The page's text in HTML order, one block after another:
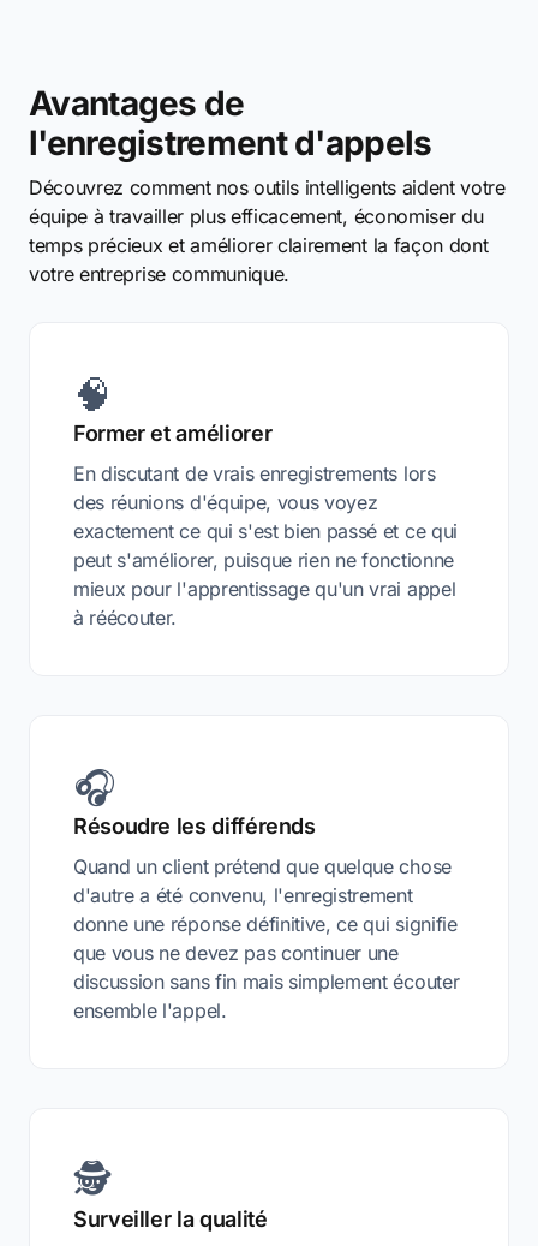
Avantages de
l'enregistrement d'appels
Découvrez comment nos outils intelligents aident votre
équipe à travailler plus efficacement, économiser du
temps précieux et améliorer clairement la façon dont
votre entreprise communique.
🧠
Former et améliorer
En discutant de vrais enregistrements lors
des réunions d'équipe, vous voyez
exactement ce qui s'est bien passé et ce qui
peut s'améliorer, puisque rien ne fonctionne
mieux pour l'apprentissage qu'un vrai appel
à réécouter.
🎧
Résoudre les différends
Quand un client prétend que quelque chose
d'autre a été convenu, l'enregistrement
donne une réponse définitive, ce qui signifie
que vous ne devez pas continuer une
discussion sans fin mais simplement écouter
ensemble l'appel.
🕵️
Surveiller la qualité